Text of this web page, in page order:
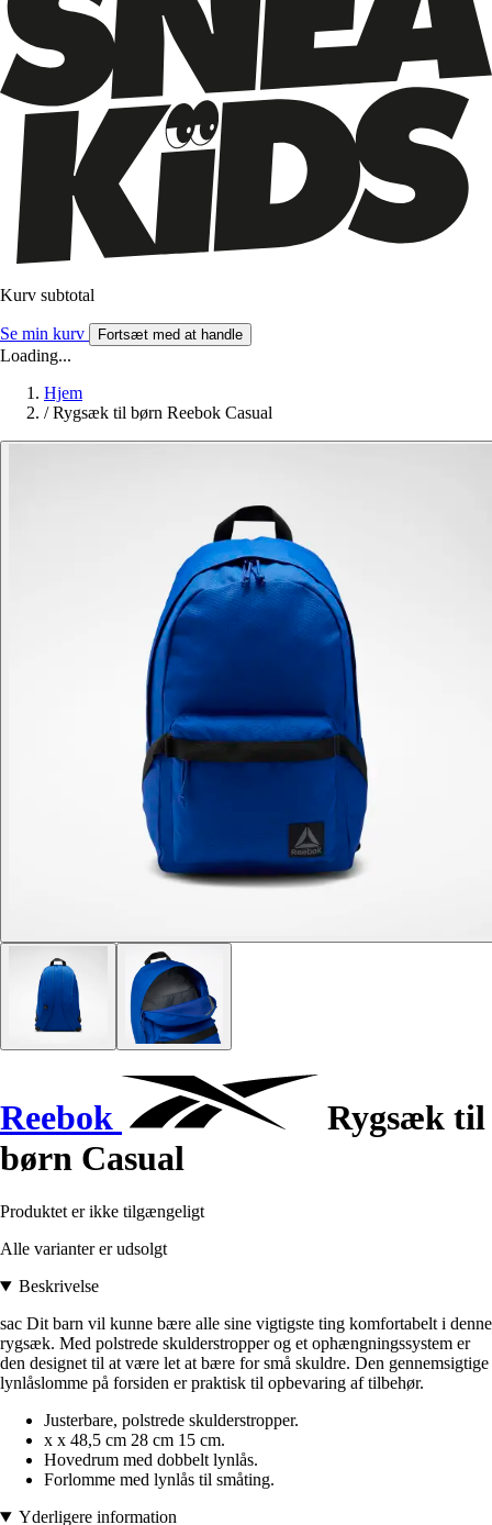
Kurv subtotal
Se min kurv Fortsæt med at handle
Loading...
Hjem
/ Rygsæk til børn Reebok Casual
Reebok
Rygsæk til
børn Casual
Produktet er ikke tilgængeligt
Alle varianter er udsolgt
Beskrivelse
sac Dit barn vil kunne bære alle sine vigtigste ting komfortabelt i denne
rygsæk. Med polstrede skulderstropper og et ophængningssystem er
den designet til at være let at bære for små skuldre. Den gennemsigtige
lynlåslomme på forsiden er praktisk til opbevaring af tilbehør.
Justerbare, polstrede skulderstropper.
x x 48,5 cm 28 cm 15 cm.
Hovedrum med dobbelt lynlås.
Forlomme med lynlås til småting.
Yderligere information